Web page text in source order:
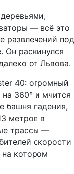
— всё это
развлечений под
Он раскинулся
от Львова.
40: огромный
360° и мчится
башня падения,
метров в
трассы —
скорости
на котором